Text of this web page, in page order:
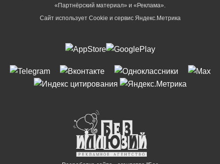
«Партнёрский материал» и «Реклама».
Сайт использует Cookie и сервиc Яндекс.Метрика